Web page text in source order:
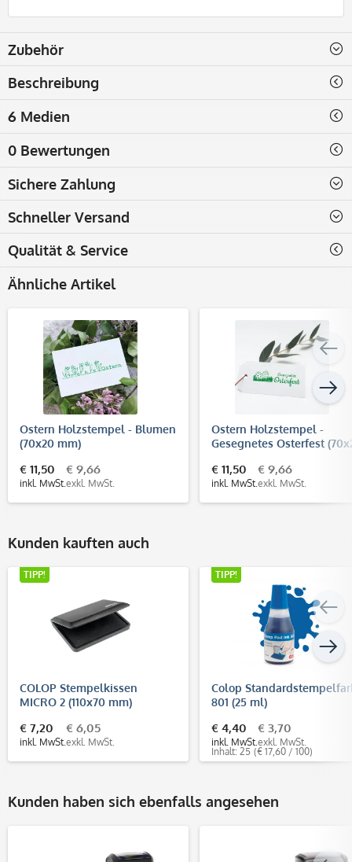
Zubehör
Beschreibung
6 Medien
0 Bewertungen
Sichere Zahlung
Schneller Versand
Qualität & Service
Ähnliche Artikel
Ostern Holzstempel - Blumen
(70x20 mm)
€ 11,50
inkl. MwSt.
€ 9,66
exkl. MwSt.
Ostern Holzstempel -
Gesegnetes Osterfest
€ 11,50
inkl. MwSt.
€ 9,66
exkl. MwSt.
Kunden kauften auch
TIPP!
COLOP Stempelkissen
MICRO 2 (110x70 mm)
€ 7,20
inkl. MwSt.
€ 6,05
exkl. MwSt.
TIPP!
Colop
801 (25 ml)
€ 4,40
inkl. MwSt.
€ 3,70
exkl. MwSt.
Inhalt: 25 (€ 17,60 / 100)
Kunden haben sich ebenfalls angesehen